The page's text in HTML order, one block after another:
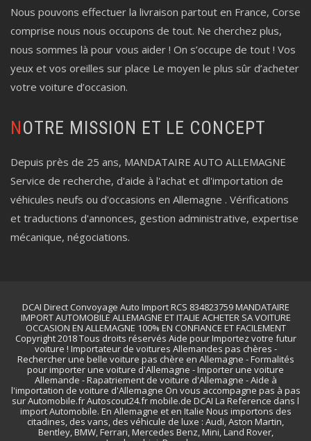
Nous pouvons effectuer la livraison partout en France, Corse
comprise nous nous occupons de tout. Ne cherchez plus,
nous sommes là pour vous aider ! On s’occupe de tout ! Vos
yeux et vos oreilles sur place Le moyen le plus sûr d’acheter
votre voiture d’occasion.
NOTRE MISSION ET LE CONCEPT
Depuis près de 25 ans, MANDATAIRE AUTO ALLEMAGNE
Service de recherche, d'aide à l'achat et dl'importation de
véhicules neufs ou d'occasions en Allemagne . Vérifications
et traductions d'annonces, gestion administrative, expertise
mécanique, négociations.
DCAI Direct Convoyage Auto Import RCS 834823759 MANDATAIRE
IMPORT AUTOMOBILE ALLEMAGNE ET ITALIE ACHETER SA VOITURE
OCCASION EN ALLEMAGNE 100% EN CONFIANCE ET FACILEMENT
Copyright 2018 Tous droits réservés Aide pour Importez votre futur
voiture ! Importateur de voitures Allemandes pas chères -
Rechercher une belle voiture pas chère en Allemagne - Formalités
pour importer une voiture d'Allemagne - Importer une voiture
Allemande - Rapatriement de voiture d'Allemagne - Aide à
l'importation de voiture d'Allemagne On vous accompagne pas à pas
sur Automobile.fr Autoscout24.fr mobile.de DCAI La Reference dans l
import Automobile. En Allemagne et en Italie Nous importons des
citadines, des vans, des véhicule de luxe : Audi, Aston Martin,
Bentley, BMW, Ferrari, Mercedes Benz, Mini, Land Rover,